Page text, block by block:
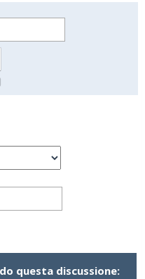
questa discussione: